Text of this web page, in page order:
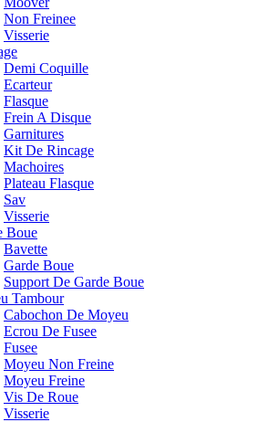
Non Freinee
Visserie
Demi Coquille
Ecarteur
Flasque
Frein A Disque
Garnitures
Kit De Rincage
Machoires
Plateau Flasque
Sav
Visserie
Boue
Bavette
Garde Boue
Support De Garde Boue
Tambour
Cabochon De Moyeu
Ecrou De Fusee
Fusee
Moyeu Non Freine
Moyeu Freine
Vis De Roue
Visserie